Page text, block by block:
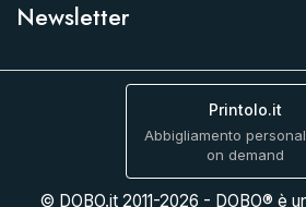
Newsletter
Printolo.it
Abbigliamento
on demand
© DOBO.it 2011-2026 - DOBO® è